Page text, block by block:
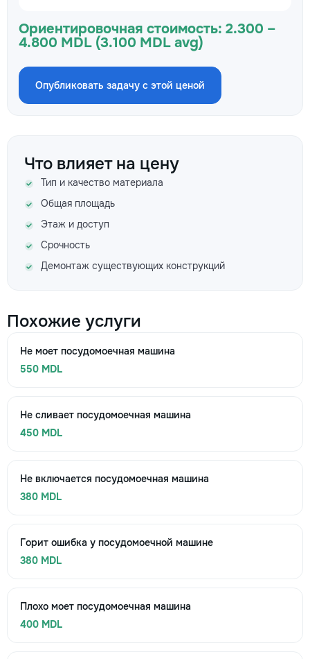
Ориентировочная стоимость: 2.300 –
4.800 MDL (3.100 MDL avg)
Опубликовать задачу с этой ценой
Что влияет на цену
Тип и качество материала
Общая площадь
Этаж и доступ
Срочность
Демонтаж существующих конструкций
Похожие услуги
Не моет посудомоечная машина
550 MDL
Не сливает посудомоечная машина
450 MDL
Не включается посудомоечная машина
380 MDL
Горит ошибка у посудомоечной машине
380 MDL
Плохо моет посудомоечная машина
400 MDL